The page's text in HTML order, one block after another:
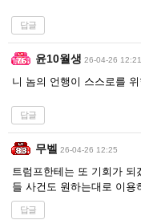
답글
윤10월생 26-04-26 12:21
니 놈의 언행이 스스로를
답글
무벨 26-04-26 12:25
트럼프한테는 또 기회가
들 사건도 원하는대로 이용
답글